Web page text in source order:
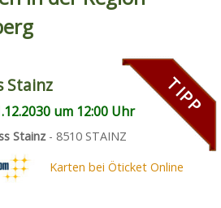
TIPP
Stainz
um 12:00 Uhr
Stainz-8510 STAINZ
Karten bei Öticket Online